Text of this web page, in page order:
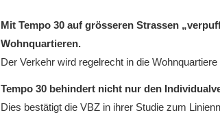
Mit Tempo 30 auf grösseren Strassen
Wohnquartieren.
Der Verkehr wird regelrecht in die Wohnquartiere
Tempo 30 behindert nicht nur den
Dies bestätigt die VBZ in ihrer Studie zum